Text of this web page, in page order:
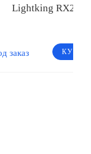
Lightking RX2/3
заказ